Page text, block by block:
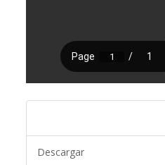
Descargar